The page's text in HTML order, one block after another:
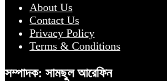
About Us
Contact Us
Privacy Policy
Terms & Conditions
সম্পাদক: সামছুল আরেফিন